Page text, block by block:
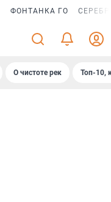
ФОНТАНКА ГО
О чистоте рек Топ-10,